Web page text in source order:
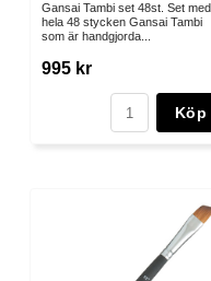
Gansai Tambi set 48st. Set med
hela 48 stycken Gansai Tambi
som är handgjorda...
995 kr
Köp